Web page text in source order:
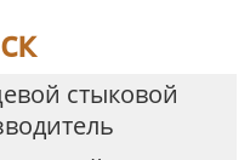
стыковой